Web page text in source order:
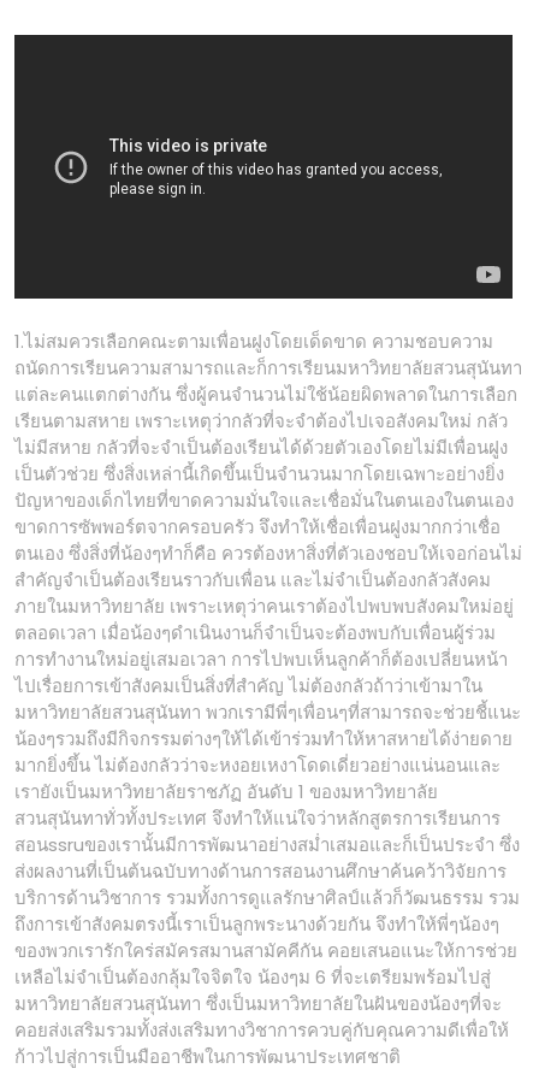
1.ไม่สมควรเลือกคณะตามเพื่อนฝูงโดยเด็ดขาด ความชอบความ
ถนัดการเรียนความสามารถและก็การเรียนมหาวิทยาลัยสวนสุนันทา
แต่ละคนแตกต่างกัน ซึ่งผู้คนจำนวนไม่ใช้น้อยผิดพลาดในการเลือก
เรียนตามสหาย เพราะเหตุว่ากลัวที่จะจำต้องไปเจอสังคมใหม่ กลัว
ไม่มีสหาย กลัวที่จะจำเป็นต้องเรียนได้ด้วยตัวเองโดยไม่มีเพื่อนฝูง
เป็นตัวช่วย ซึ่งสิ่งเหล่านี้เกิดขึ้นเป็นจำนวนมากโดยเฉพาะอย่างยิ่ง
ปัญหาของเด็กไทยที่ขาดความมั่นใจและเชื่อมั่นในตนเองในตนเอง
ขาดการซัพพอร์ตจากครอบครัว จึงทำให้เชื่อเพื่อนฝูงมากกว่าเชื่อ
ตนเอง ซึ่งสิ่งที่น้องๆทำก็คือ ควรต้องหาสิ่งที่ตัวเองชอบให้เจอก่อนไม่
สำคัญจำเป็นต้องเรียนราวกับเพื่อน และไม่จำเป็นต้องกลัวสังคม
ภายในมหาวิทยาลัย เพราะเหตุว่าคนเราต้องไปพบพบสังคมใหม่อยู่
ตลอดเวลา เมื่อน้องๆดำเนินงานก็จำเป็นจะต้องพบกับเพื่อนผู้ร่วม
การทำงานใหม่อยู่เสมอเวลา การไปพบเห็นลูกค้าก็ต้องเปลี่ยนหน้า
ไปเรื่อยการเข้าสังคมเป็นสิ่งที่สำคัญ ไม่ต้องกลัวถ้าว่าเข้ามาใน
มหาวิทยาลัยสวนสุนันทา พวกเรามีพี่ๆเพื่อนๆที่สามารถจะช่วยชี้แนะ
น้องๆรวมถึงมีกิจกรรมต่างๆให้ได้เข้าร่วมทำให้หาสหายได้ง่ายดาย
มากยิ่งขึ้น ไม่ต้องกลัวว่าจะหงอยเหงาโดดเดี่ยวอย่างแน่นอนและ
เรายังเป็นมหาวิทยาลัยราชภัฏ อันดับ 1 ของมหาวิทยาลัย
สวนสุนันทาทั่วทั้งประเทศ จึงทำให้แน่ใจว่าหลักสูตรการเรียนการ
สอนssruของเรานั้นมีการพัฒนาอย่างสม่ำเสมอและก็เป็นประจำ ซึ่ง
ส่งผลงานที่เป็นต้นฉบับทางด้านการสอนงานศึกษาค้นคว้าวิจัยการ
บริการด้านวิชาการ รวมทั้งการดูแลรักษาศิลป์แล้วก็วัฒนธรรม รวม
ถึงการเข้าสังคมตรงนี้เราเป็นลูกพระนางด้วยกัน จึงทำให้พี่ๆน้องๆ
ของพวกเรารักใคร่สมัครสมานสามัคคีกัน คอยเสนอแนะให้การช่วย
เหลือไม่จำเป็นต้องกลุ้มใจจิตใจ น้องๆม 6 ที่จะเตรียมพร้อมไปสู่
มหาวิทยาลัยสวนสุนันทา ซึ่งเป็นมหาวิทยาลัยในฝันของน้องๆที่จะ
คอยส่งเสริมรวมทั้งส่งเสริมทางวิชาการควบคู่กับคุณความดีเพื่อให้
ก้าวไปสู่การเป็นมืออาชีพในการพัฒนาประเทศชาติ